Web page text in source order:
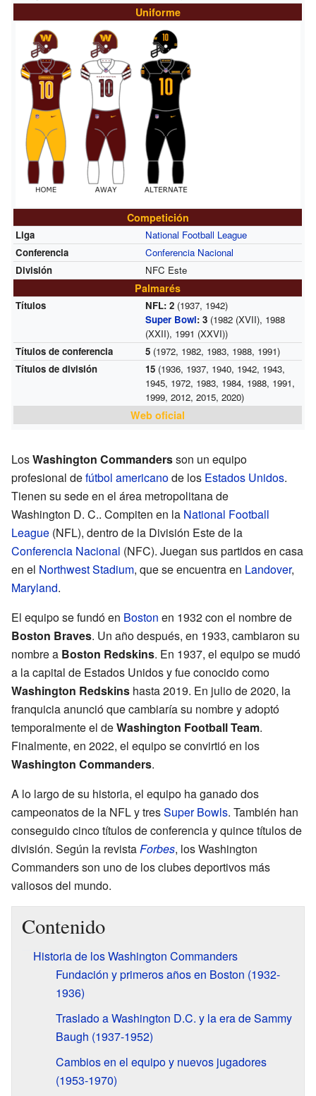
Uniforme
Competición
Liga
National Football League
Conferencia
Conferencia Nacional
División
NFC Este
Palmarés
Títulos NFL: 2(1937, 1942)
Super Bowl: 3(1982 (XVII), 1988
(XXII), 1991 (XXVI))
Títulos de conferencia
5(1972, 1982, 1983, 1988, 1991)
Títulos de división
15(1936, 1937, 1940, 1942, 1943,
1945, 1972, 1983, 1984, 1988, 1991,
1999, 2012, 2015, 2020)
Web oficial
LosWashington Commandersson un equipo
profesional defútbol americanode los Estados Unidos.
Tienen su sede en el área metropolitana de
Washington D. C.. Compiten en la National Football
League (NFL), dentro de la División Este de la
Conferencia Nacional (NFC). Juegan sus partidos en casa
en el Northwest Stadium, que se encuentra en Landover,
Maryland.
El equipo se fundó en Boston en 1932 con el nombre de
Boston Braves. Un año después, en 1933, cambiaron su
nombre a Boston Redskins. En 1937, el equipo se mudó
a la capital de Estados Unidos y fue conocido como
Washington Redskins hasta 2019. En julio de 2020, la
franquicia anunció que cambiaría su nombre y adoptó
temporalmente el deWashington Football Team.
Finalmente, en 2022, el equipo se convirtió en los
Washington Commanders.
A lo largo de su historia, el equipo ha ganado dos
campeonatos de la NFL y tresSuper Bowls. También han
conseguido cinco títulos de conferencia y quince títulos de
división. Según la revistaForbes, los Washington
Commanders son uno de los clubes deportivos más
valiosos del mundo.
Contenido
Historia de los Washington Commanders
Fundación y primeros años en Boston (1932-
1936)
Traslado a Washington D.C. y la era de Sammy
Baugh (1937-1952)
Cambios en el equipo y nuevos jugadores
(1953-1970)